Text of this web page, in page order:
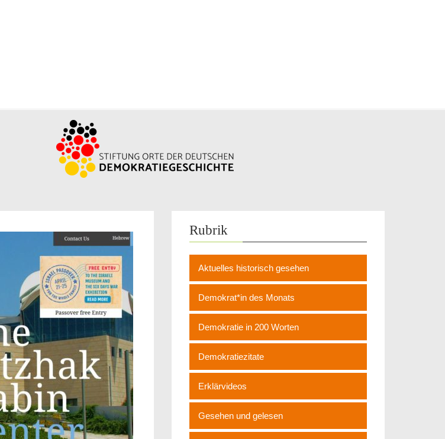
Rubrik
Aktuelles historisch gesehen
Demokrat*in des Monats
Demokratie in 200 Worten
Demokratiezitate
Erklärvideos
Gesehen und gelesen